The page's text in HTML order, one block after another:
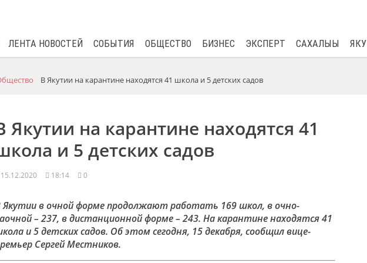
ЛЕНТА НОВОСТЕЙ СОБЫТИЯ ОБЩЕСТВО БИЗНЕС ЭКСПЕРТ САХАЛЫЫ
В Якутии на карантине находятся 41 школа и 5 детских садов
Якутии на карантине находятся 41
и 5 детских садов
15.12.2020 18:14 0
Якутии в очной форме продолжают работать 169 школ, в очно-
– 237, в дистанционной форме – 243. На карантине находятся 41
и 5 детских садов. Об этом сегодня, 15 декабря, сообщил вице-
Сергей Местников.